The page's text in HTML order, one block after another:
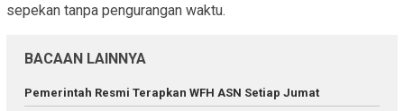
sepekan tanpa pengurangan waktu.
BACAAN LAINNYA
Pemerintah Resmi Terapkan WFH ASN Setiap Jumat